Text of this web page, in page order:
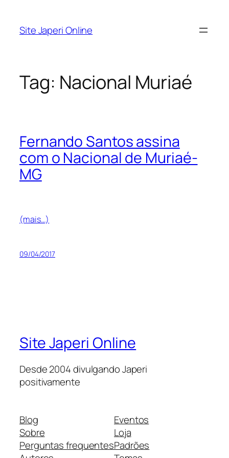
Site Japeri Online
Tag: Nacional Muriaé
Fernando Santos assina
com o Nacional de Muriaé-
MG
(mais…)
09/04/2017
Site Japeri Online
Desde 2004 divulgando Japeri
positivamente
Blog
Sobre
Perguntas frequentes
Eventos
Loja
Padrões